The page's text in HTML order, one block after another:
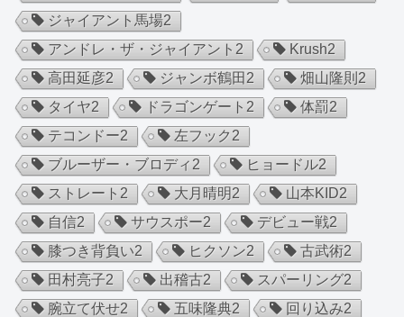
ジャイアント馬場2
アンドレ・ザ・ジャイアント 2 Krush2
高田延彦2 ジャンボ鶴田 2 畑山隆則 2
タイヤ2 ドラゴンゲート 2 体罰2
テコンドー2 左フック2
ブルーザー・ブロディ 2 ヒョードル2
ストレート 2 大月晴明2 山本KID2
自信2 サウスポー2 デビュー戦2
膝つき背負い2 ヒクソン2 古武術2
田村亮子2 出稽古2 スパーリング2
腕立て伏せ2 五味隆典2 回り込み2